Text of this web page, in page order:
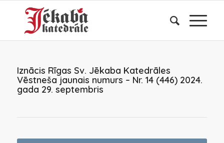
Iznācis Rīgas Sv. Jēkaba Katedrāles
Vēstneša jaunais numurs – Nr. 14 (446) 2024.
gada 29. septembris